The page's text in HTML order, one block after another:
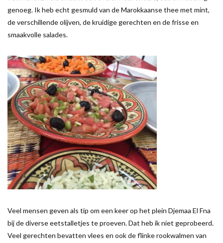
genoeg. Ik heb echt gesmuld van de Marokkaanse thee met mint,
de verschillende olijven, de kruidige gerechten en de frisse en
smaakvolle salades.
Veel mensen geven als tip om een keer op het plein Djemaa El Fna
bij de diverse eetstalletjes te proeven. Dat heb ik niet geprobeerd.
Veel gerechten bevatten vlees en ook de flinke rookwalmen van